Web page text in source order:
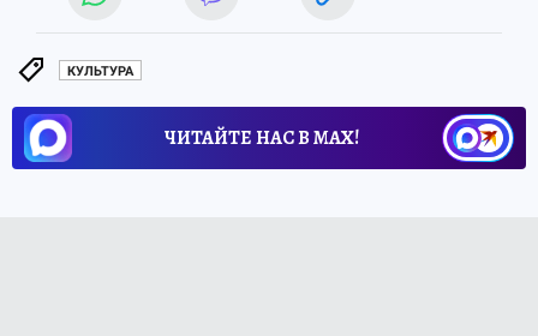
КУЛЬТУРА
ЧИТАЙТЕ НАС В МАХ!